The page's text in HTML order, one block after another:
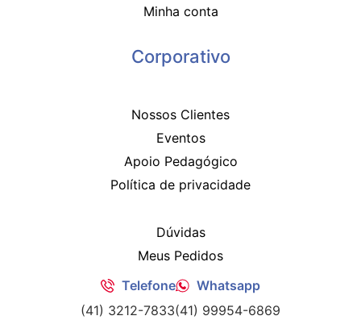
Minha conta
Corporativo
Nossos Clientes
Eventos
Apoio Pedagógico
Política de privacidade
Dúvidas
Meus Pedidos
Telefone
Whatsapp
(41) 3212-7833(41) 99954-6869